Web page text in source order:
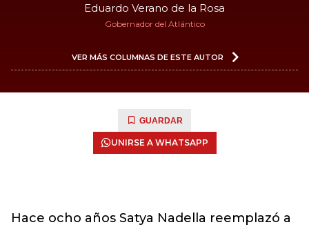
Eduardo Verano de la Rosa
Gobernador del Atlántico
VER MÁS COLUMNAS DE ESTE AUTOR
GUARDAR
UNIRSE A WHATSAPP
Hace ocho años Satya Nadella reemplazó a